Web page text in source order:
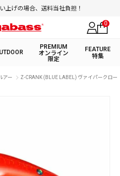
上げの場合、送料当社負担！
0
PREMIUM
オンライン
限定
FEATURE
特集
込み検索
アー Z-CRANK (BLUE LABEL) ヴァイパークロー